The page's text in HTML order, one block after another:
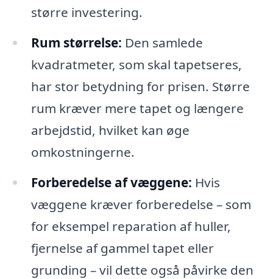
større investering.
Rum størrelse: Den samlede
kvadratmeter, som skal tapetseres,
har stor betydning for prisen. Større
rum kræver mere tapet og længere
arbejdstid, hvilket kan øge
omkostningerne.
Forberedelse af væggene: Hvis
væggene kræver forberedelse – som
for eksempel reparation af huller,
fjernelse af gammel tapet eller
grunding – vil dette også påvirke den